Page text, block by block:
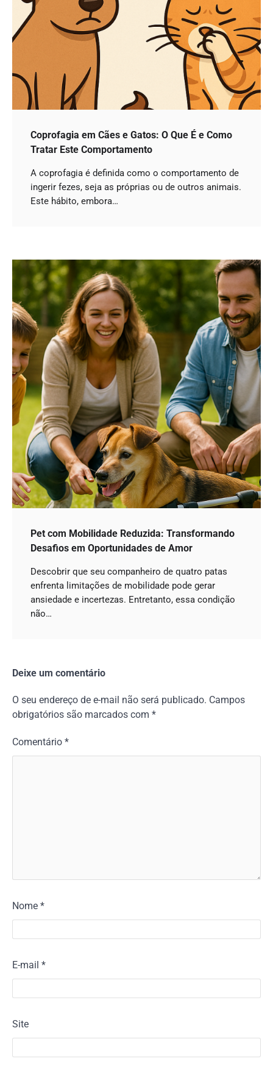
Coprofagia em Cães e Gatos: O Que É e Como
Tratar Este Comportamento
A coprofagia é definida como o comportamento de
ingerir fezes, seja as próprias ou de outros animais.
Este hábito, embora…
Pet com Mobilidade Reduzida: Transformando
Desafios em Oportunidades de Amor
Descobrir que seu companheiro de quatro patas
enfrenta limitações de mobilidade pode gerar
ansiedade e incertezas. Entretanto, essa condição
não…
Deixe um comentário
O seu endereço de e-mail não será publicado. Campos
obrigatórios são marcados com *
Comentário *
Nome *
E-mail *
Site